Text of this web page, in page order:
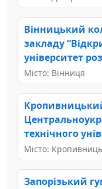
Вінницький
закладу
університет
Місто: Вінниця
технічного
Місто:
Запорізький